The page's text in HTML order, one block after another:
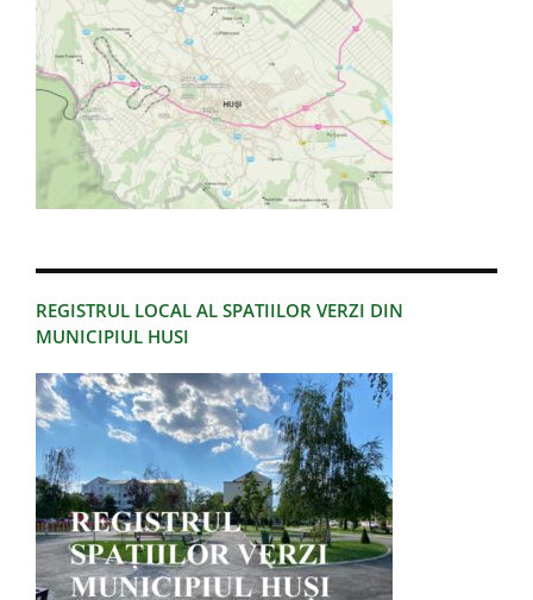
REGISTRUL LOCAL AL SPATIILOR VERZI DIN
MUNICIPIUL HUSI